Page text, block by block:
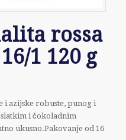
rossa
1 120 g
azijske robuste, punog i
i čokoladnim
ukusno.Pakovanje od 16